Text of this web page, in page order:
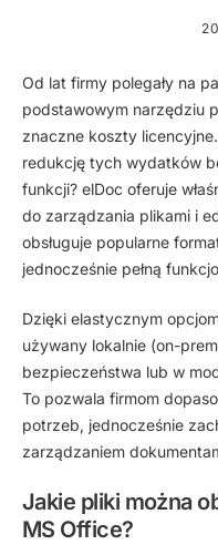
Od lat firmy polegały na
podstawowym narzędziu
znaczne koszty
redukcję tych wydatków
funkcji? elDoc oferuje
do zarządzania plikami i
obsługuje popularne
jednocześnie pełną
Dzięki elastycznym
używany lokalnie (on-
bezpieczeństwa lub w
To pozwala firmom
potrzeb, jednocześnie
zarządzaniem
Jakie pliki można
MS Office?